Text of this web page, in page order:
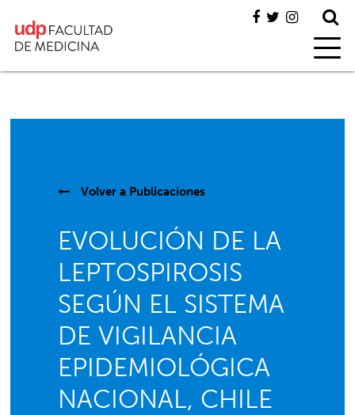
Volver a Publicaciones
EVOLUCIÓN DE LA
LEPTOSPIROSIS
SEGÚN EL SISTEMA
DE VIGILANCIA
EPIDEMIOLÓGICA
NACIONAL, CHILE